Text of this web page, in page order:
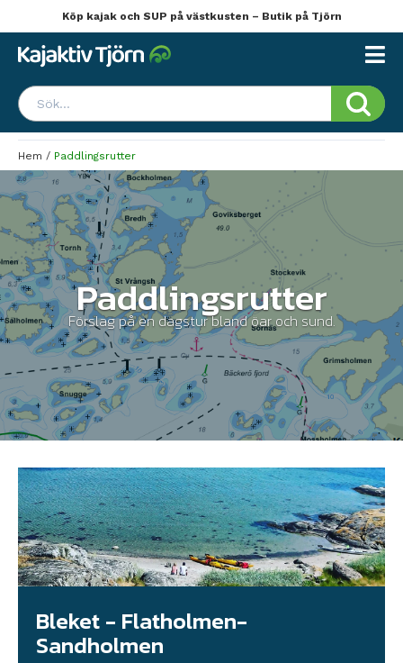
Köp kajak och SUP på västkusten – Butik på Tjörn
Hem / Paddlingsrutter
Paddlingsrutter
Förslag på en dagstur bland öar och sund.
Bleket - Flatholmen-
Sandholmen